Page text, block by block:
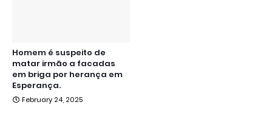
Homem é suspeito de
matar irmão a facadas
em briga por herança em
Esperança.
February 24, 2025